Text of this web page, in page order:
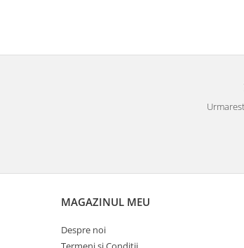
MAGAZINUL MEU
Despre noi